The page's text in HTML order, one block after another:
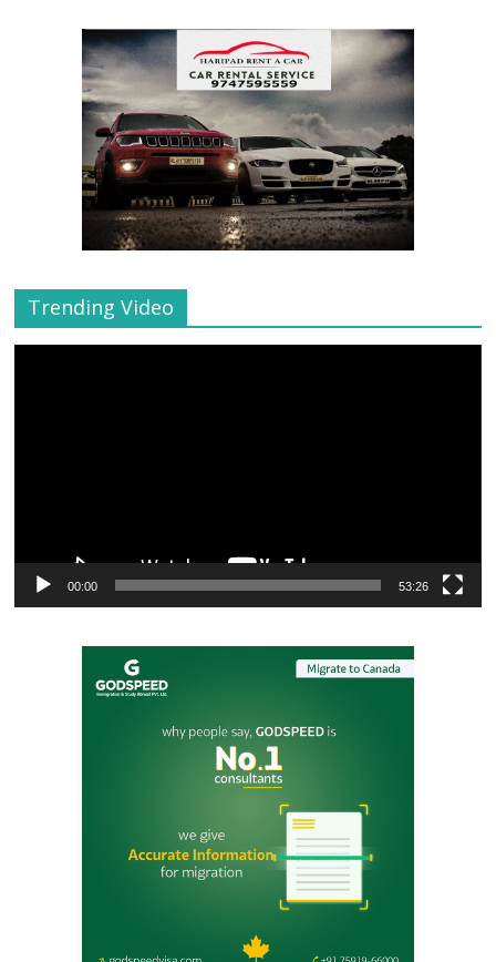
Trending Video
00:00 53:26